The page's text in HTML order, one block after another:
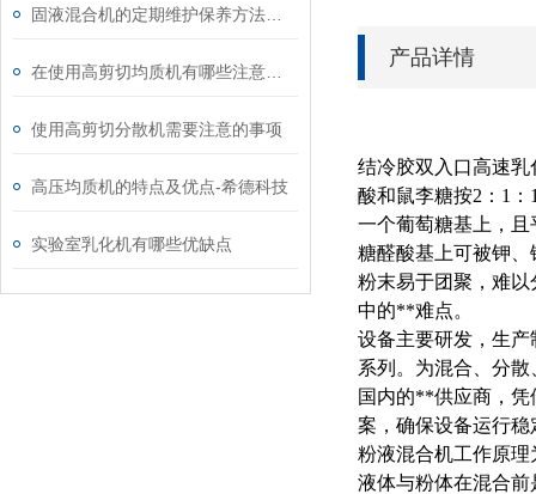
使用高剪切分散机需要注意的事项
高压均质机的特点及优点-希德科技
实验室乳化机有哪些优缺点
产品详情
结冷胶双入口高速
酸和鼠李糖按2：1
一个葡萄糖基上，
糖醛酸基上可被钾
粉末易于团聚，难
中的**难点。
设备主要研发，生
系列。为混合、分
国内的**供应商，凭
案，确保设备运行稳
粉液混合机工作原
液体与粉体在混合